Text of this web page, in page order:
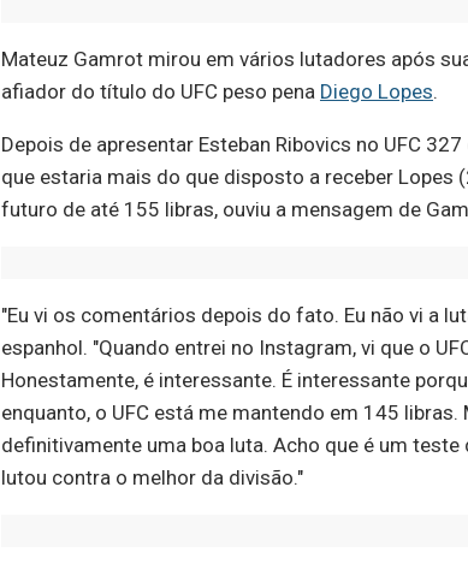
Mateuz Gamrot mirou em vários lutadores após
afiador do título do UFC peso pena Diego Lopes.
Depois de apresentar Esteban Ribovics no UFC
que estaria mais do que disposto a receber Lopes
futuro de até 155 libras, ouviu a mensagem de
"Eu vi os comentários depois do fato. Eu não vi a
espanhol. "Quando entrei no Instagram, vi que o
Honestamente, é interessante. É interessante
enquanto, o UFC está me mantendo em 145
definitivamente uma boa luta. Acho que é um
lutou contra o melhor da divisão."